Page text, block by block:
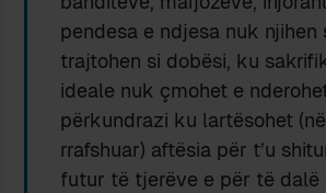
pendesa e ndjesa nuk njihen
trajtohen si dobësi, ku
ideale nuk çmohet e
përkundrazi ku lartësohet
rrafshuar) aftësia për t’u
futur të tjerëve e për të dalë